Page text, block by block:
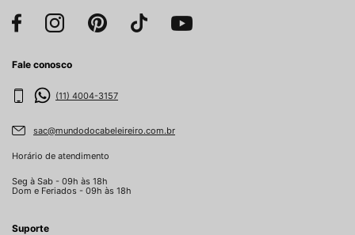
Fale conosco
(11) 4004-3157
sac@mundodocabeleireiro.com.br
Horário de atendimento
Seg à Sab - 09h às 18h
Dom e Feriados - 09h às 18h
Suporte